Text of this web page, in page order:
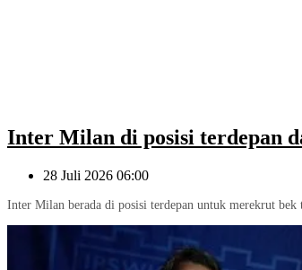
Inter Milan di posisi terdepan
28 Juli 2026 06:00
Inter Milan berada di posisi terdepan untuk merekrut